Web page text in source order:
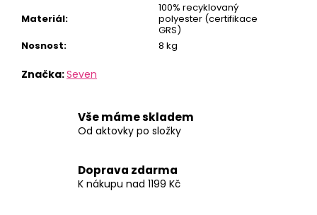
Materiál:
100% recyklovaný
polyester (certifikace
GRS)
Nosnost: 8 kg
Značka:Seven
Vše máme skladem
Od aktovky po složky
Doprava zdarma
K nákupu nad 1199 Kč